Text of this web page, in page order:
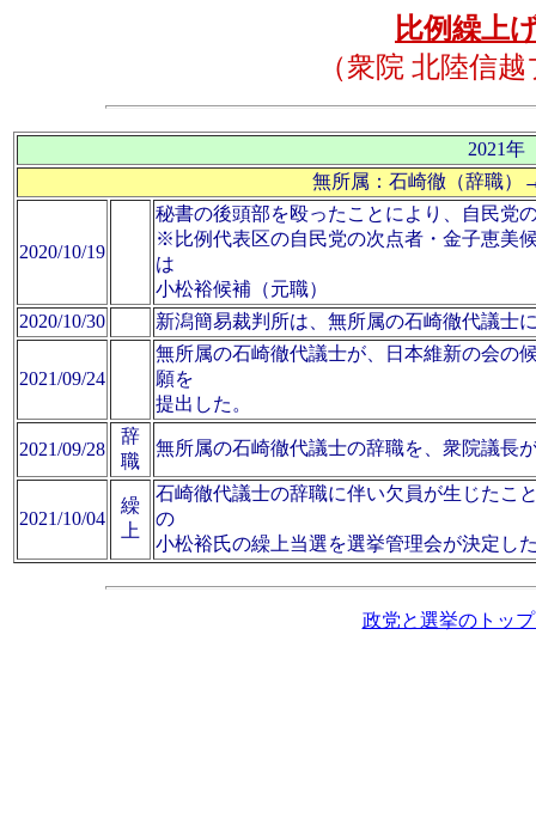
比例繰上
（衆院 北陸信
2021年
無所属：石崎徹（辞職）
2020/10/19
秘書の後頭部を殴ったことにより、自民党
※比例代表区の自民党の次点者・金子恵美
は
小松裕候補（元職）
2020/10/30
新潟簡易裁判所は、無所属の石崎徹代議士
2021/09/24
無所属の石崎徹代議士が、日本維新の会の
願を
提出した。
2021/09/28
辞
職
無所属の石崎徹代議士の辞職を、衆院議長
2021/10/04
繰
上
石崎徹代議士の辞職に伴い欠員が生じたこ
の
小松裕氏の繰上当選を選挙管理会が決定し
政党と選挙のトッ